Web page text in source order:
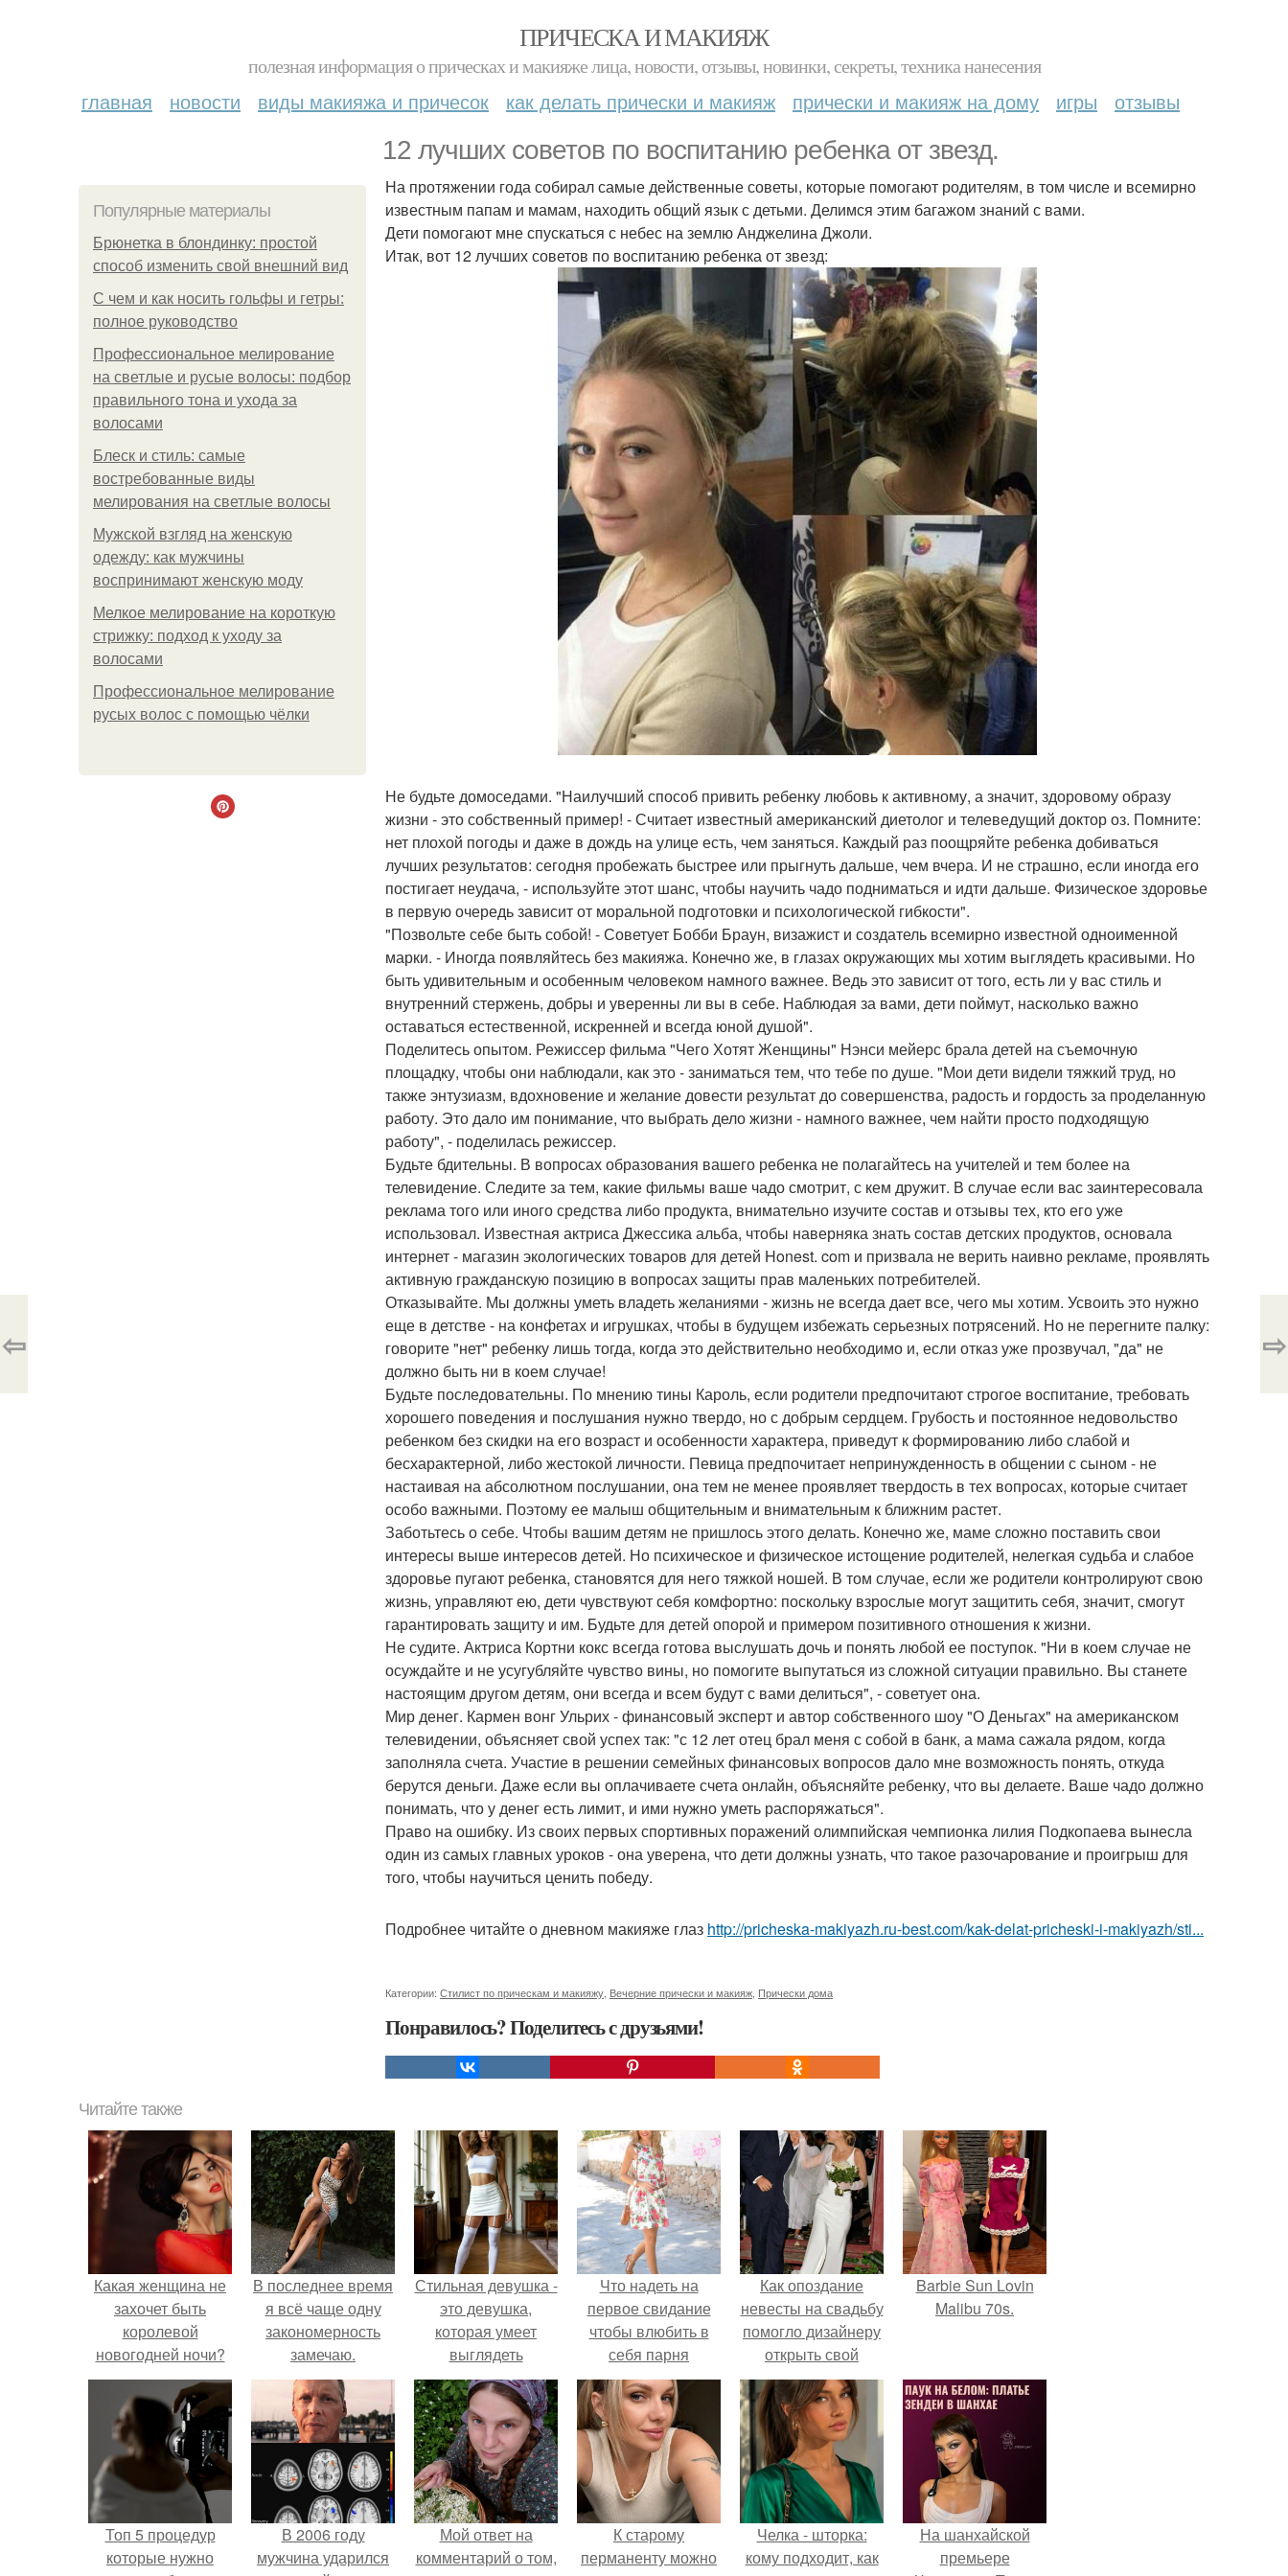
ПРИЧЕСКА И МАКИЯЖ
полезная информация о прическах и макияже лица, новости, отзывы, новинки, секреты, техника нанесения
главная новости виды макияжа и причесок как делать прически и макияж прически и макияж на дому игры отзывы
12 лучших советов по воспитанию ребенка от звезд.
Популярные материалы
Брюнетка в блондинку: простой
способ изменить свой внешний вид
С чем и как носить гольфы и гетры:
полное руководство
Профессиональное мелирование
на светлые и русые волосы: подбор
правильного тона и ухода за
волосами
Блеск и стиль: самые
востребованные виды
мелирования на светлые волосы
Мужской взгляд на женскую
одежду: как мужчины
воспринимают женскую моду
Мелкое мелирование на короткую
стрижку: подход к уходу за
волосами
Профессиональное мелирование
русых волос с помощью чёлки
На протяжении года собирал самые действенные советы, которые помогают родителям, в том числе и всемирно
известным папам и мамам, находить общий язык с детьми. Делимся этим багажом знаний с вами.
Дети помогают мне спускаться с небес на землю Анджелина Джоли.
Итак, вот 12 лучших советов по воспитанию ребенка от звезд:
Не будьте домоседами. "Наилучший способ привить ребенку любовь к активному, а значит, здоровому образу
жизни - это собственный пример! - Считает известный американский диетолог и телеведущий доктор оз. Помните:
нет плохой погоды и даже в дождь на улице есть, чем заняться. Каждый раз поощряйте ребенка добиваться
лучших результатов: сегодня пробежать быстрее или прыгнуть дальше, чем вчера. И не страшно, если иногда его
постигает неудача, - используйте этот шанс, чтобы научить чадо подниматься и идти дальше. Физическое здоровье
в первую очередь зависит от моральной подготовки и психологической гибкости".
"Позвольте себе быть собой! - Советует Бобби Браун, визажист и создатель всемирно известной одноименной
марки. - Иногда появляйтесь без макияжа. Конечно же, в глазах окружающих мы хотим выглядеть красивыми. Но
быть удивительным и особенным человеком намного важнее. Ведь это зависит от того, есть ли у вас стиль и
внутренний стержень, добры и уверенны ли вы в себе. Наблюдая за вами, дети поймут, насколько важно
оставаться естественной, искренней и всегда юной душой".
Поделитесь опытом. Режиссер фильма "Чего Хотят Женщины" Нэнси мейерс брала детей на съемочную
площадку, чтобы они наблюдали, как это - заниматься тем, что тебе по душе. "Мои дети видели тяжкий труд, но
также энтузиазм, вдохновение и желание довести результат до совершенства, радость и гордость за проделанную
работу. Это дало им понимание, что выбрать дело жизни - намного важнее, чем найти просто подходящую
работу", - поделилась режиссер.
Будьте бдительны. В вопросах образования вашего ребенка не полагайтесь на учителей и тем более на
телевидение. Следите за тем, какие фильмы ваше чадо смотрит, с кем дружит. В случае если вас заинтересовала
реклама того или иного средства либо продукта, внимательно изучите состав и отзывы тех, кто его уже
использовал. Известная актриса Джессика альба, чтобы наверняка знать состав детских продуктов, основала
интернет - магазин экологических товаров для детей Honest. com и призвала не верить наивно рекламе, проявлять
активную гражданскую позицию в вопросах защиты прав маленьких потребителей.
Отказывайте. Мы должны уметь владеть желаниями - жизнь не всегда дает все, чего мы хотим. Усвоить это нужно
еще в детстве - на конфетах и игрушках, чтобы в будущем избежать серьезных потрясений. Но не перегните палку:
говорите "нет" ребенку лишь тогда, когда это действительно необходимо и, если отказ уже прозвучал, "да" не
должно быть ни в коем случае!
Будьте последовательны. По мнению тины Кароль, если родители предпочитают строгое воспитание, требовать
хорошего поведения и послушания нужно твердо, но с добрым сердцем. Грубость и постоянное недовольство
ребенком без скидки на его возраст и особенности характера, приведут к формированию либо слабой и
бесхарактерной, либо жестокой личности. Певица предпочитает непринужденность в общении с сыном - не
настаивая на абсолютном послушании, она тем не менее проявляет твердость в тех вопросах, которые считает
особо важными. Поэтому ее малыш общительным и внимательным к ближним растет.
Заботьтесь о себе. Чтобы вашим детям не пришлось этого делать. Конечно же, маме сложно поставить свои
интересы выше интересов детей. Но психическое и физическое истощение родителей, нелегкая судьба и слабое
здоровье пугают ребенка, становятся для него тяжкой ношей. В том случае, если же родители контролируют свою
жизнь, управляют ею, дети чувствуют себя комфортно: поскольку взрослые могут защитить себя, значит, смогут
гарантировать защиту и им. Будьте для детей опорой и примером позитивного отношения к жизни.
Не судите. Актриса Кортни кокс всегда готова выслушать дочь и понять любой ее поступок. "Ни в коем случае не
осуждайте и не усугубляйте чувство вины, но помогите выпутаться из сложной ситуации правильно. Вы станете
настоящим другом детям, они всегда и всем будут с вами делиться", - советует она.
Мир денег. Кармен вонг Ульрих - финансовый эксперт и автор собственного шоу "О Деньгах" на американском
телевидении, объясняет свой успех так: "с 12 лет отец брал меня с собой в банк, а мама сажала рядом, когда
заполняла счета. Участие в решении семейных финансовых вопросов дало мне возможность понять, откуда
берутся деньги. Даже если вы оплачиваете счета онлайн, объясняйте ребенку, что вы делаете. Ваше чадо должно
понимать, что у денег есть лимит, и ими нужно уметь распоряжаться".
Право на ошибку. Из своих первых спортивных поражений олимпийская чемпионка лилия Подкопаева вынесла
один из самых главных уроков - она уверена, что дети должны узнать, что такое разочарование и проигрыш для
того, чтобы научиться ценить победу.
Подробнее читайте о дневном макияже глаз http://pricheska-makiyazh.ru-best.com/kak-delat-pricheski-i-makiyazh/sti...
Категории: Стилист по прическам и макияжу Вечерние прически и макияж Прически дома
Понравилось? Поделитесь с друзьями!
⇦ ⇨
Читайте также
Какая женщина не
захочет быть
королевой
новогодней ночи?
В последнее время
я всё чаще одну
закономерность
замечаю.
Стильная девушка -
это девушка,
которая умеет
выглядеть
привлекательно и
элегантно в любои
ситуации.
Что надеть на
первое свидание
чтобы влюбить в
себя парня
мужчину?
Как опоздание
невесты на свадьбу
помогло дизайнеру
открыть свой
бренд.
Barbie Sun Lovin
Malibu 70s.
Топ 5 процедур
которые нужно
В 2006 году
мужчина ударился
Мой ответ на
комментарий о том,
К старому
перманенту можно
Челка - шторка:
кому подходит, как
На шанхайской
премьере